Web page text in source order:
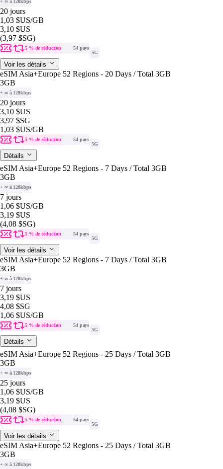
20 jours
1,03 $US/GB
3,10 $US
(3,97 $SG)
5 % de réduction
54 pays
5G
Voir les détails
eSIM Asia+Europe 52 Regions - 20 Days / Total 3GB
3GB
+ ∞ à 128kbps
20 jours
3,10 $US
3,97 $SG
1,03 $US/GB
5 % de réduction
54 pays
5G
Détails
eSIM Asia+Europe 52 Regions - 7 Days / Total 3GB
3GB
+ ∞ à 128kbps
7 jours
1,06 $US/GB
3,19 $US
(4,08 $SG)
5 % de réduction
54 pays
5G
Voir les détails
eSIM Asia+Europe 52 Regions - 7 Days / Total 3GB
3GB
+ ∞ à 128kbps
7 jours
3,19 $US
4,08 $SG
1,06 $US/GB
5 % de réduction
54 pays
5G
Détails
eSIM Asia+Europe 52 Regions - 25 Days / Total 3GB
3GB
+ ∞ à 128kbps
25 jours
1,06 $US/GB
3,19 $US
(4,08 $SG)
5 % de réduction
54 pays
5G
Voir les détails
eSIM Asia+Europe 52 Regions - 25 Days / Total 3GB
3GB
+ ∞ à 128kbps